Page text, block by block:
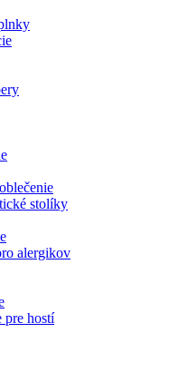
stolíky
alergikov
pre hostí